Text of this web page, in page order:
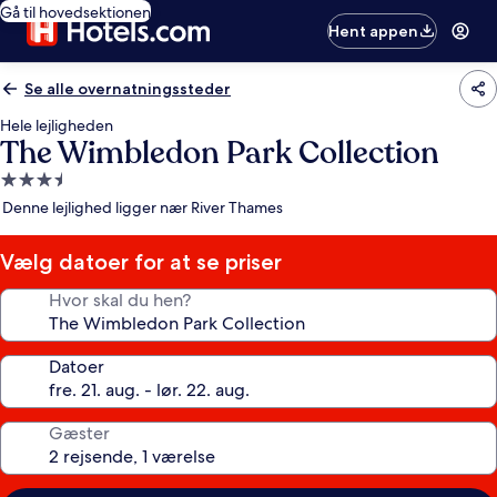
Gå til hovedsektionen
Hent appen
Se alle overnatningssteder
Hele lejligheden
The Wimbledon Park Collection
3.5-
stjernet
Denne lejlighed ligger nær River Thames
Vælg datoer for at se priser
Hvor skal du hen?
Datoer
Gæster